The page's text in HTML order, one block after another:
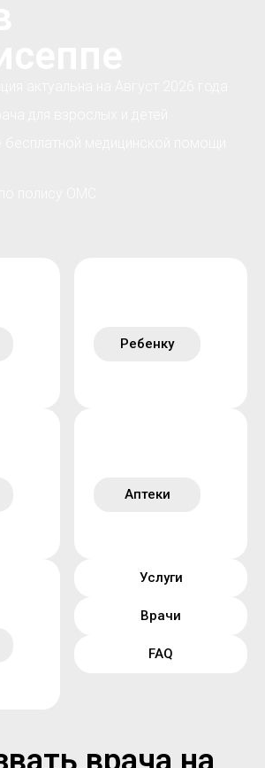
Ребенку
Аптеки
Услуги
Врачи
FAQ